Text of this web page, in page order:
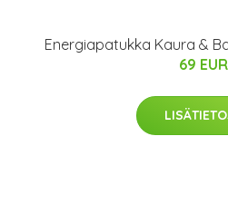
Energiapatukka Kaura &
69 EUR